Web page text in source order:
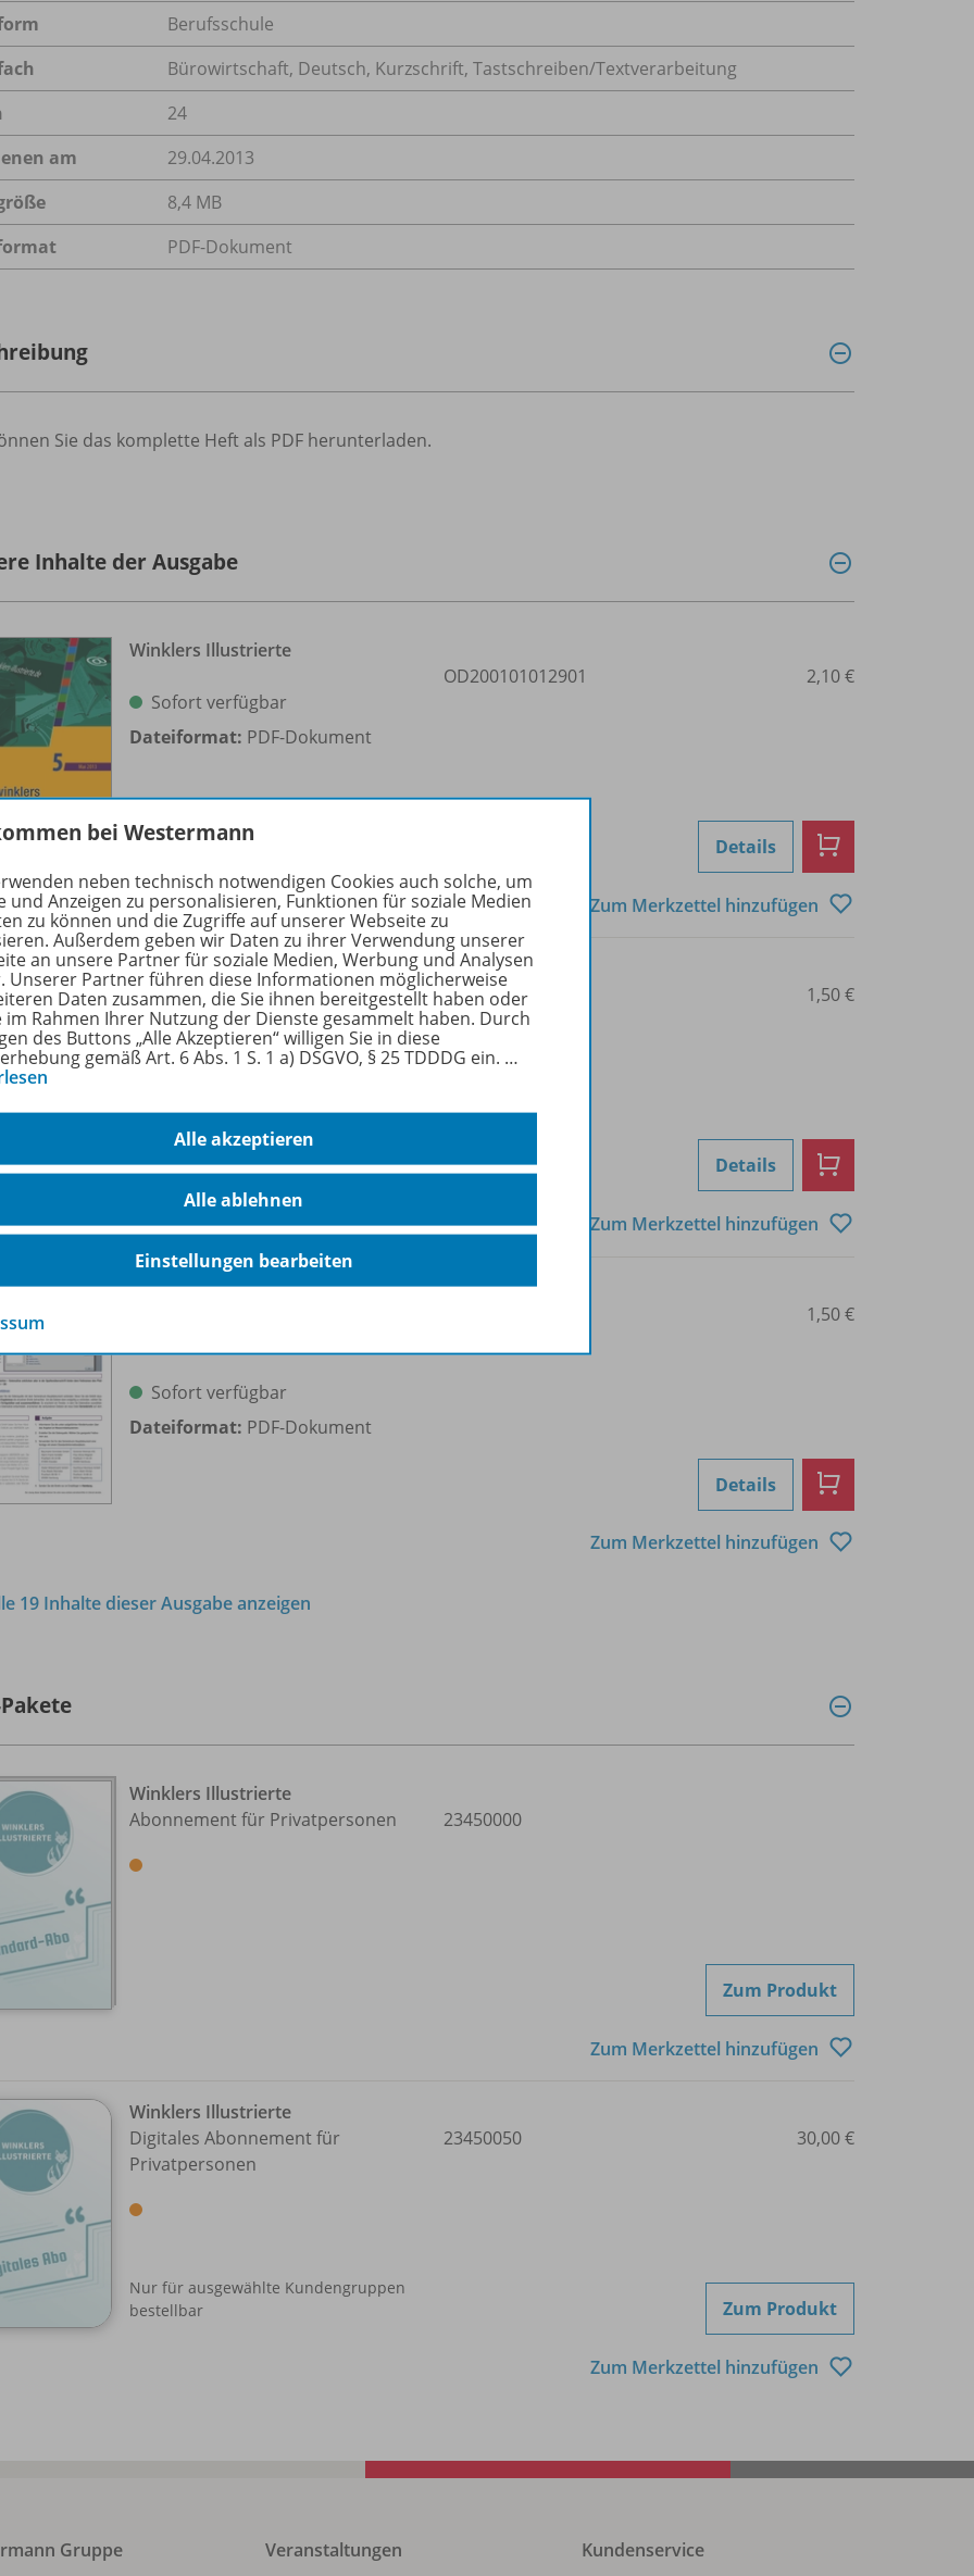
Berufsschule
Bürowirtschaft, Deutsch, Kurzschrift, Tastschreiben/Textverarbeitung
24
am
29.04.2013
8,4 MB
PDF-Dokument
Sie das komplette Heft als PDF herunterladen.
Inhalte der Ausgabe
Winklers Illustrierte
Sofort verfügbar
Dateiformat: PDF-Dokument
OD200101012901 2,10 €
Details
Zum Merkzettel hinzufügen
Word 2013
Was ist neu?
Sofort verfügbar
OD200101012902 1,50 €
Details
Zum Merkzettel hinzufügen
Word 2010/2007
Sofort verfügbar
Dateiformat: PDF-Dokument
1,50 €
Details
Zum Merkzettel hinzufügen
19 Inhalte dieser Ausgabe anzeigen
Winklers Illustrierte
Abonnement für Privatpersonen
23450000
Zum Produkt
Zum Merkzettel hinzufügen
Winklers Illustrierte
Digitales Abonnement für
Privatpersonen
Nur für ausgewählte Kundengruppen
bestellbar
23450050 30,00 €
Zum Produkt
Zum Merkzettel hinzufügen
Gruppe Veranstaltungen Kundenservice
bei Westermann
neben technisch notwendigen Cookies auch solche, um
und Anzeigen zu personalisieren, Funktionen für soziale Medien
zu können und die Zugriffe auf unserer Webseite zu
Außerdem geben wir Daten zu ihrer Verwendung unserer
an unsere Partner für soziale Medien, Werbung und Analysen
Unserer Partner führen diese Informationen möglicherweise
Daten zusammen, die Sie ihnen bereitgestellt haben oder
im Rahmen Ihrer Nutzung der Dienste gesammelt haben. Durch
des Buttons „Alle Akzeptieren“ willigen Sie in diese
gemäß Art. 6 Abs. 1 S. 1 a) DSGVO, § 25 TDDDG ein. …
Alle akzeptieren
Alle ablehnen
Einstellungen bearbeiten